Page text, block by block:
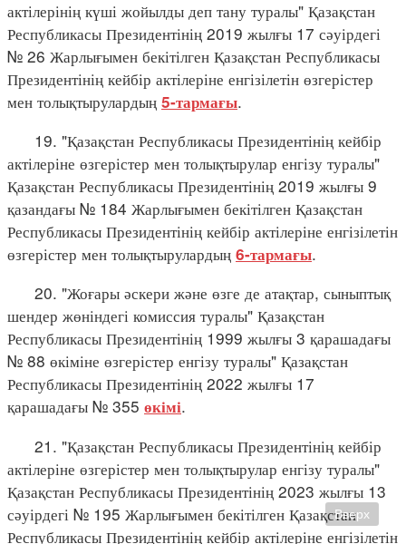
актілерінің күші жойылды деп тану туралы" Қазақстан
Республикасы Президентінің 2019 жылғы 17 сәуірдегі
№ 26 Жарлығымен бекітілген Қазақстан Республикасы
Президентінің кейбір актілеріне енгізілетін өзгерістер
мен толықтырулардың 5-тармағы.
19. "Қазақстан Республикасы Президентінің кейбір
актілеріне өзгерістер мен толықтырулар енгізу туралы"
Қазақстан Республикасы Президентінің 2019 жылғы 9
қазандағы № 184 Жарлығымен бекітілген Қазақстан
Республикасы Президентінің кейбір актілеріне енгізілетін
өзгерістер мен толықтырулардың 6-тармағы.
20. "Жоғары әскери және өзге де атақтар, сыныптық
шендер жөніндегі комиссия туралы" Қазақстан
Республикасы Президентінің 1999 жылғы 3 қарашадағы
№ 88 өкіміне өзгерістер енгізу туралы" Қазақстан
Республикасы Президентінің 2022 жылғы 17
қарашадағы № 355 өкімі.
21. "Қазақстан Республикасы Президентінің кейбір
актілеріне өзгерістер мен толықтырулар енгізу туралы"
Қазақстан Республикасы Президентінің 2023 жылғы 13
сәуірдегі № 195 Жарлығымен бекітілген Қазақстан
Республикасы Президентінің кейбір актілеріне енгізілетін
Вверх